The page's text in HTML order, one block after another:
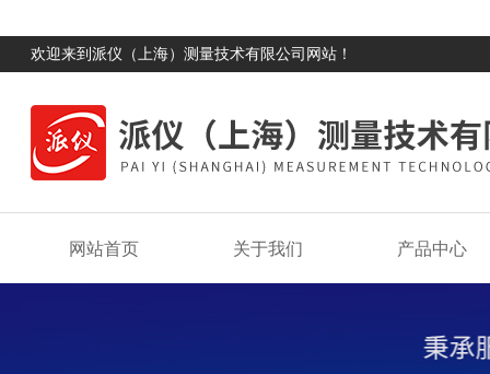
欢迎来到派仪（上海）测量技术有限公司网站！
网站首页 关于我们 产品中心